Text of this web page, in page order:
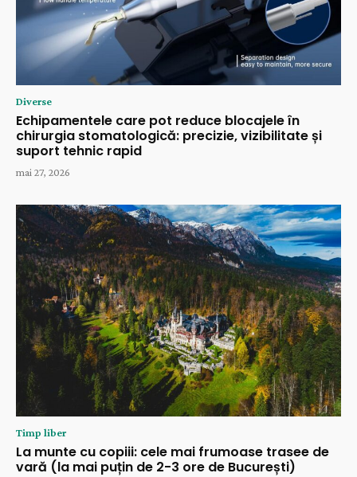
Diverse
Echipamentele care pot reduce blocajele în
chirurgia stomatologică: precizie, vizibilitate și
suport tehnic rapid
mai 27, 2026
Timp liber
La munte cu copiii: cele mai frumoase trasee de
vară (la mai puțin de 2-3 ore de București)